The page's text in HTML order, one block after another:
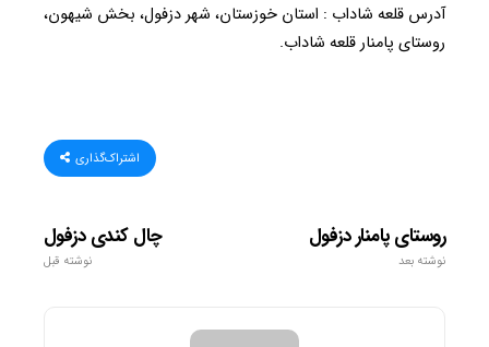
آدرس قلعه شاداب : استان خوزستان، شهر دزفول، بخش شیهون،
روستای پامنار قلعه شاداب.
اشتراک‌گذاری
چال کندی دزفول
نوشته قبل
روستای پامنار دزفول
نوشته بعد